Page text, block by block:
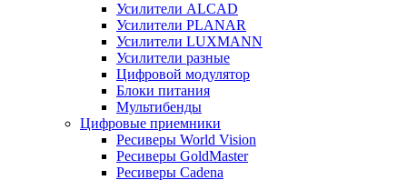
Усилители ALCAD
Усилители PLANAR
Усилители LUXMANN
Усилители разные
Цифровой модулятор
Блоки питания
Мультибенды
Цифровые приемники
Ресиверы World Vision
Ресиверы GoldMaster
Ресиверы Cadena